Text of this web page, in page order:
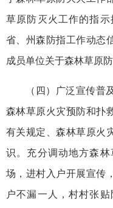
草原防灭火工作的指示
省、州森防指工作动态
成员单位关于森林草原
（四）广泛宣传普
森林草原火灾预防和扑
有关规定、森林草原火
识。充分调动地方森
场，进村入户开展宣传
户不漏一人，村村张